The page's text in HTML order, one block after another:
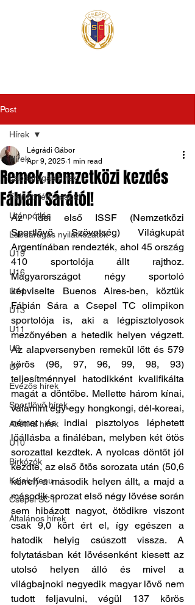
Post
Hírek
Labdarúgás hírek
Felnőtt férfi csapat
Utánpótlás
Labdarúgás nyilatkozatok
U19
U16
U14
U13
U11
U9
U7
Evezős hírek
Sportlövő hírek
Atlétika hírek
U10
Birkózók
Kajak-Kenu
Csepel SC II
Általános hírek
Hírek
Remek nemzetközi kezdés
Fábián Sárától!
Légrádi Gábor
Apr 9, 2025 1 min read
Az idei első ISSF (Nemzetközi
Sportlövő Szövetség) Világkupát
Argentínában rendezték, ahol 45 ország
410 sportolója állt rajthoz.
Magyarországot négy sportoló
képviselte Buenos Aires-ben, köztük
Fábián Sára a Csepel TC olimpikon
sportolója is, aki a légpisztolyosok
mezőnyében a hetedik helyen végzett.
Az alapversenyben remekül lőtt és 579
körös (96, 97, 96, 99, 98, 93)
teljesítménnyel hatodikként kvalifikálta
magát a döntőbe. Mellette három kínai,
valamint egy-egy hongkongi, dél-koreai,
német és indiai pisztolyos léphetett
lőállásba a fináléban, melyben két ötös
sorozattal kezdtek. A nyolcas döntőt jól
kezdte, az első ötös sorozata után (50,6
körrel) a második helyen állt, a majd a
második sorozat első négy lövése során
sem hibázott nagyot, ötödikre viszont
csak 9,0 kört ért el, így egészen a
hatodik helyig csúszott vissza. A
folytatásban két lövésenként kiesett az
utolsó helyen álló és mivel a
világbajnoki negyedik magyar lövő nem
tudott feljavulni, végül 137 körös